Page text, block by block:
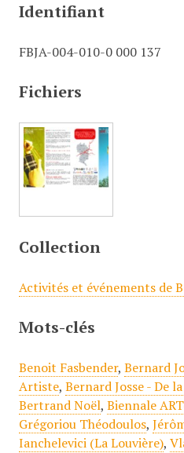
Identifiant
FBJA-004-010-0 000 137
Fichiers
Collection
Activités et événements de
Mots-clés
Benoit Fasbender, Bernard
Artiste, Bernard Josse - De
Bertrand Noël, Biennale
Grégoriou Théodoulos,
Ianchelevici (La Louvière),